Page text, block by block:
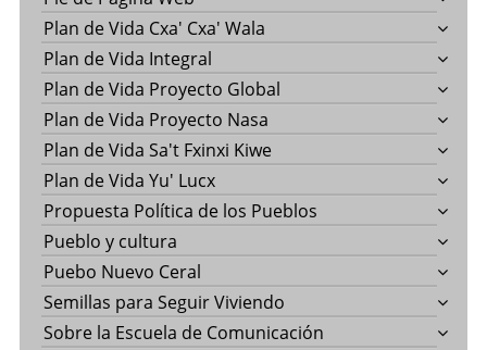
Plan de Vida Cxa' Cxa' Wala
Plan de Vida Integral
Plan de Vida Proyecto Global
Plan de Vida Proyecto Nasa
Plan de Vida Sa't Fxinxi Kiwe
Plan de Vida Yu' Lucx
Propuesta Política de los Pueblos
Pueblo y cultura
Puebo Nuevo Ceral
Semillas para Seguir Viviendo
Sobre la Escuela de Comunicación